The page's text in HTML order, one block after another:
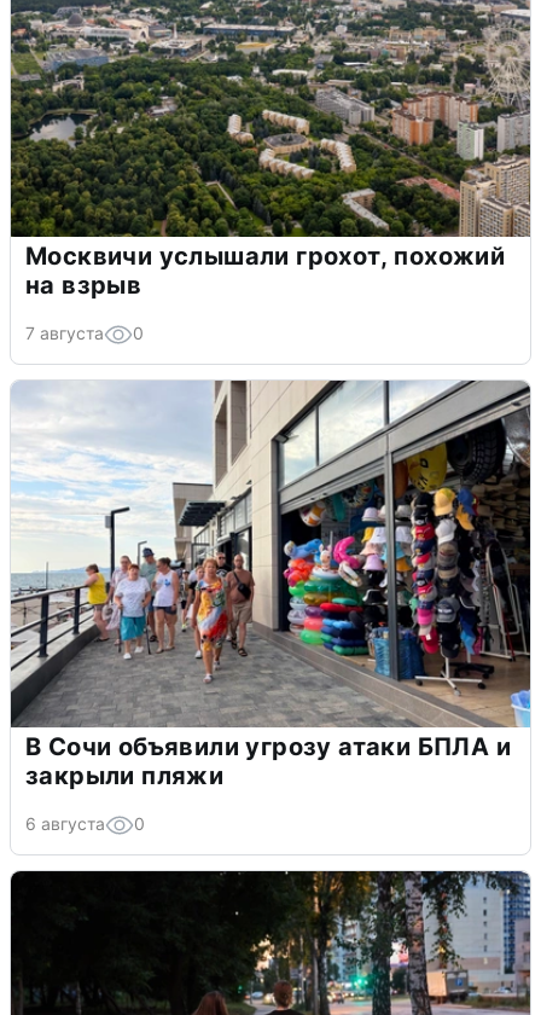
Москвичи услышали грохот, похожий
на взрыв
7 августа 0
В Сочи объявили угрозу атаки БПЛА и
закрыли пляжи
6 августа 0